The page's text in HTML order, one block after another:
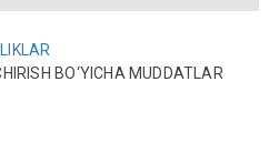
BO‘YICHA MUDDATLAR